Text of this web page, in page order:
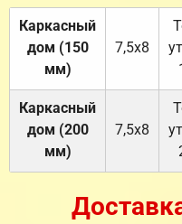
Каркасный
дом (150
мм)
7,5х8
Каркасный
дом (200
мм)
7,5х8